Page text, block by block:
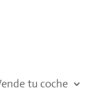
tu coche